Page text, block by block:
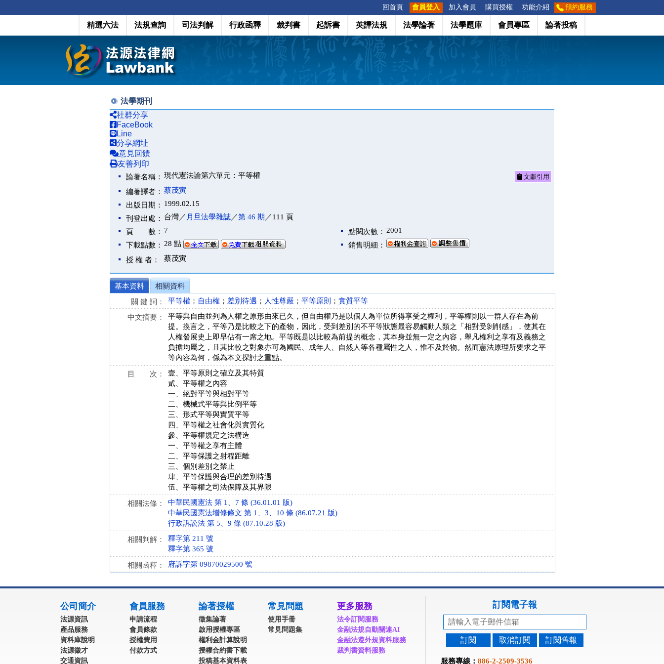
回首頁 會員登入 加入會員 購買授權 功能介紹 預約服務
精選六法 法規查詢 司法判解 行政函釋 裁判書 起訴書 英譯法規 法學論著 法學題庫 會員專區 論著投稿
法學期刊
社群分享
FaceBook
Line
分享網址
意見回饋
友善列印
論著名稱： 現代憲法論第六單元：平等權 文獻引用
編著譯者： 蔡茂寅
出版日期： 1999.02.15
刊登出處： 台灣／ 月旦法學雜誌／第 46 期 ／111 頁
頁 數： 7 點閱次數： 2001
下載點數： 28 點
銷售明細：
授 權 者：
蔡茂寅
基本資料
相關資料
關 鍵 詞：
平等權 ； 自由權 ； 差別待遇 ； 人性尊嚴 ； 平等原則 ； 實質平等
中文摘要：
平等與自由並列為人權之原形由來已久，但自由權乃是以個人為單位所得享受之權利，平等權則以一群人存在為前
提。換言之，平等乃是比較之下的產物，因此，受到差別的不平等狀態最容易觸動人類之「相對受剝削感」，使其在
人權發展史上即早佔有一席之地。平等既是以比較為前提的概念，其本身並無一定之內容，舉凡權利之享有及義務之
負擔均屬之，且其比較之對象亦可為國民、成年人、自然人等各種屬性之人，惟不及於物。然而憲法原理所要求之平
等內容為何，係為本文探討之重點。
目 次：
壹、平等原則之確立及其特質
貳、平等權之內容
一、絕對平等與相對平等
二、機械式平等與比例平等
三、形式平等與實質平等
四、平等權之社會化與實質化
參、平等權規定之法構造
一、平等權之享有主體
二、平等保護之射程距離
三、個別差別之禁止
肆、平等保護與合理的差別待遇
伍、平等權之司法保障及其界限
相關法條：
中華民國憲法 第 1、7 條 (36.01.01 版)
中華民國憲法增修條文 第 1、3、10 條 (86.07.21 版)
行政訴訟法 第 5、9 條 (87.10.28 版)
相關判解：
釋字第 211 號
釋字第 365 號
相關函釋： 府訴字第 09870029500 號
公司簡介
法源資訊
產品服務
資料庫說明
法源徵才
交通資訊
會員服務
申請流程
會員條款
授權費用
付款方式
論著授權
徵集論著
啟用授權專區
權利金計算說明
授權合約書下載
投稿基本資料表
常見問題
使用手冊
常見問題集
更多服務
法令訂閱服務
金融法規自動關連AI
金融法遵外規資料服務
裁判書資料服務
訂閱電子報
訂閱 取消訂閱 訂閱舊報
服務專線： 886-2-2509-3536